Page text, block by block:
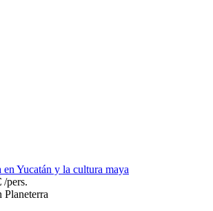
en Yucatán y la cultura maya
/pers.
Planeterra